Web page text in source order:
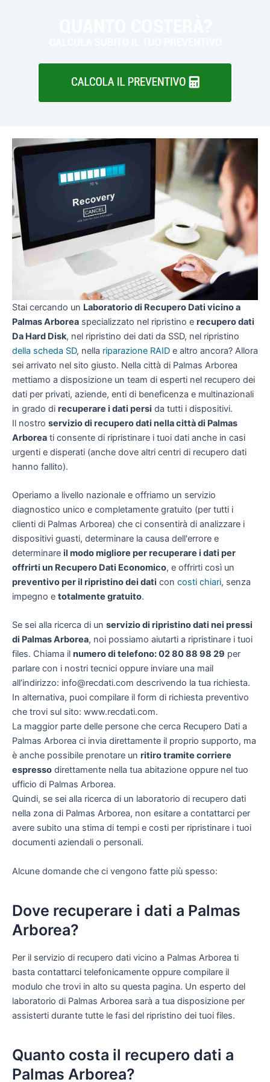
Stai cercando un Laboratorio di Recupero Dati vicino a
Palmas Arborea specializzato nel ripristino e recupero dati
Da Hard Disk, nel ripristino dei dati da SSD, nel ripristino
della scheda SD, nella riparazione RAID e altro ancora? Allora
sei arrivato nel sito giusto. Nella città di Palmas Arborea
mettiamo a disposizione un team di esperti nel recupero dei
dati per privati, aziende, enti di beneficenza e multinazionali
in grado di recuperare i dati persi da tutti i dispositivi.
Il nostro servizio di recupero dati nella città di Palmas
Arborea ti consente di ripristinare i tuoi dati anche in casi
urgenti e disperati (anche dove altri centri di recupero dati
hanno fallito).
Operiamo a livello nazionale e offriamo un servizio
diagnostico unico e completamente gratuito (per tutti i
clienti di Palmas Arborea) che ci consentirà di analizzare i
dispositivi guasti, determinare la causa dell'errore e
determinare il modo migliore per recuperare i dati per
offrirti un Recupero Dati Economico, e offrirti così un
preventivo per il ripristino dei dati con costi chiari, senza
impegno e totalmente gratuito.
Se sei alla ricerca di un servizio di ripristino dati nei pressi
di Palmas Arborea, noi possiamo aiutarti a ripristinare i tuoi
files. Chiama il numero di telefono: 02 80 88 98 29 per
parlare con i nostri tecnici oppure inviare una mail
all’indirizzo: info@recdati.com descrivendo la tua richiesta.
In alternativa, puoi compilare il form di richiesta preventivo
che trovi sul sito: www.recdati.com.
La maggior parte delle persone che cerca Recupero Dati a
Palmas Arborea ci invia direttamente il proprio supporto, ma
è anche possibile prenotare un ritiro tramite corriere
espresso direttamente nella tua abitazione oppure nel tuo
ufficio di Palmas Arborea.
Quindi, se sei alla ricerca di un laboratorio di recupero dati
nella zona di Palmas Arborea, non esitare a contattarci per
avere subito una stima di tempi e costi per ripristinare i tuoi
documenti aziendali o personali.
Alcune domande che ci vengono fatte più spesso:
Dove recuperare i dati a Palmas
Arborea?
Per il servizio di recupero dati vicino a Palmas Arborea ti
basta contattarci telefonicamente oppure compilare il
modulo che trovi in alto su questa pagina. Un esperto del
laboratorio di Palmas Arborea sarà a tua disposizione per
assisterti durante tutte le fasi del ripristino dei tuoi files.
Quanto costa il recupero dati a
Palmas Arborea?